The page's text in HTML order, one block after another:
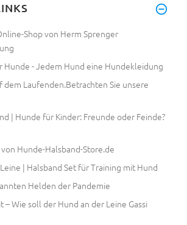
Shop von Herm Sprenger
Hunde - Jedem Hund eine Hundekleidung
dem Laufenden.Betrachten Sie unsere
| Hunde für Kinder: Freunde oder Feinde?
Hunde-Halsband-Store.de
| Halsband Set für Training mit Hund
Helden der Pandemie
Wie soll der Hund an der Leine Gassi